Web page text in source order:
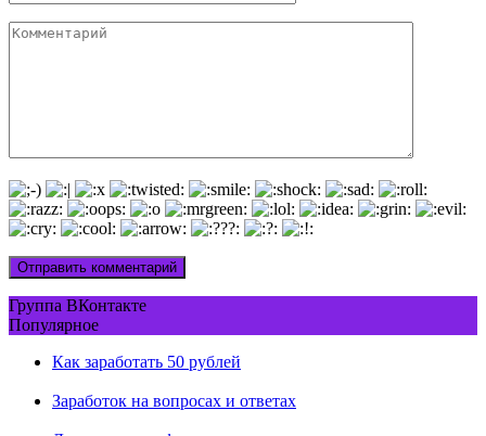
Комментарий
Группа ВКонтакте
Популярное
Как заработать 50 рублей
Заработок на вопросах и ответах